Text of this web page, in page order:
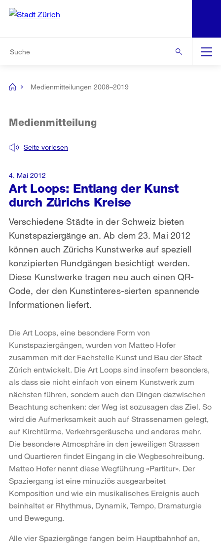
Navigation
[no
Medienmitteilungen 2008–2019
Art Loops: Entlang der Kunst
durch Zürichs Kreise
Seite vorlesen
Medienmitteilung
Verschiedene Städte in der Schweiz bieten
Kunstspaziergänge an. Ab dem 23. Mai 2012
können auch Zürichs Kunstwerke auf speziell
konzipierten Rundgängen besichtigt werden.
Diese Kunstwerke tragen neu auch einen QR-
Code, der den Kunstinteres-sierten spannende
Informationen liefert.
4. Mai 2012
Die Art Loops, eine besondere Form von
Kunstspaziergängen, wurden von Matteo Hofer
zusammen mit der Fachstelle Kunst und Bau der Stadt
Zürich entwickelt. Die Art Loops sind insofern besonders,
als dass sie nicht einfach von einem Kunstwerk zum
nächsten führen, sondern auch den Dingen dazwischen
Beachtung schenken: der Weg ist sozusagen das Ziel. So
wird die Aufmerksamkeit auch auf Strassenamen gelegt,
auf Kirchtürme, Verkehrsgeräusche und anderes mehr.
Die besondere Atmosphäre in den jeweiligen Strassen
und Quartieren findet Eingang in die Wegbeschreibung.
Matteo Hofer nennt diese Wegführung «Partitur». Der
Spaziergang ist eine minuziös ausgearbeitet
Komposition und wie ein musikalisches Ereignis auch
beinhaltet er Rhythmus, Dynamik, Tempo, Dramaturgie
und Bewegung.
Alle vier Spaziergänge fangen beim Hauptbahnhof an,